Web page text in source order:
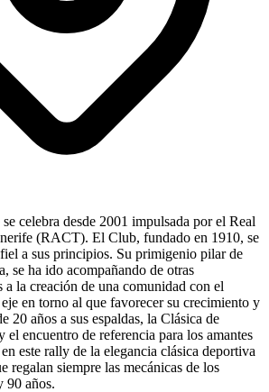
celebra desde 2001 impulsada por el Real
(RACT). El Club, fundado en 1910, se
a sus principios. Su primigenio pilar de
se ha ido acompañando de otras
a la creación de una comunidad con el
en torno al que favorecer su crecimiento y
20 años a sus espaldas, la Clásica de
el encuentro de referencia para los amantes
este rally de la elegancia clásica deportiva
regalan siempre las mecánicas de los
90 años.